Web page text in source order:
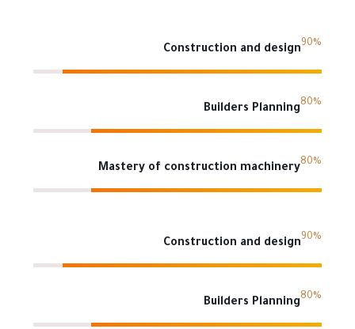
Construction and design90%
Builders Planning80%
Mastery of construction machinery80%
Construction and design90%
Builders Planning80%